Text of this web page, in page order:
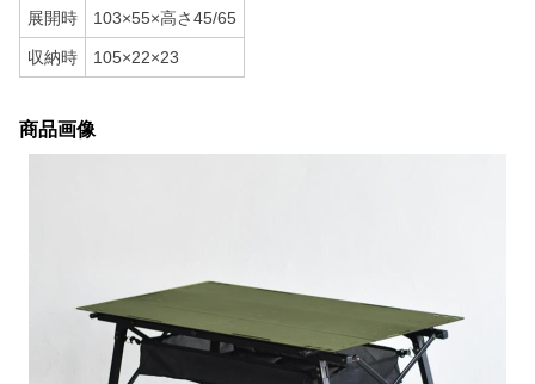
展開時 103×55×高さ45/65
収納時 105×22×23
商品画像